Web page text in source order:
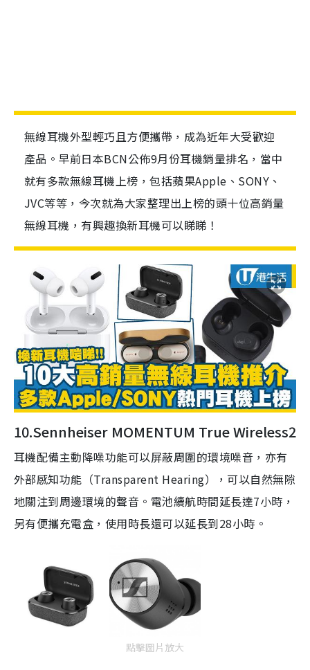
無線耳機外型輕巧且方便攜帶，成為近年大受歡迎
產品。早前日本BCN公佈9月份耳機銷量排名，當中
就有多款無線耳機上榜，包括蘋果Apple、SONY、
JVC等等，今次就為大家整理出上榜的頭十位高銷量
無線耳機，有興趣換新耳機可以睇睇！
10.Sennheiser MOMENTUM True Wireless2
耳機配備主動降噪功能可以屏蔽周圍的環境噪音，亦有
外部感知功能（Transparent Hearing），可以自然無隙
地關注到周邊環境的聲音。電池續航時間延長達7小時，
另有便攜充電盒，使用時長還可以延長到28小時。
點擊圖片放大